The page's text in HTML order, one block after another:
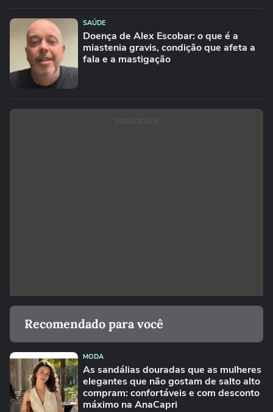
SAÚDE
Doença de Alex Escobar: o que é a
miastenia gravis, condição que afeta a
fala e a mastigação
PUBLICIDADE
Recomendado para você
MODA
As sandálias douradas que as mulheres
elegantes que não gostam de salto alto
compram: confortáveis e com desconto
máximo na AnaCapri